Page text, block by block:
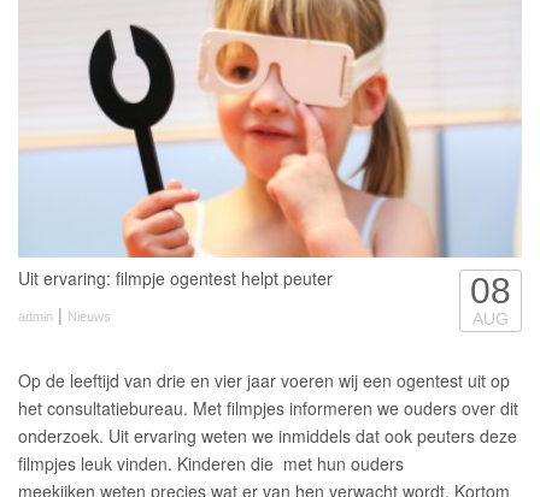
Uit ervaring: filmpje ogentest helpt peuter
admin | Nieuws
08
AUG
Op de leeftijd van drie en vier jaar voeren wij een ogentest uit op
het consultatiebureau. Met filmpjes informeren we ouders over dit
onderzoek. Uit ervaring weten we inmiddels dat ook peuters deze
filmpjes leuk vinden. Kinderen die met hun ouders
meekijken weten precies wat er van hen verwacht wordt. Kortom